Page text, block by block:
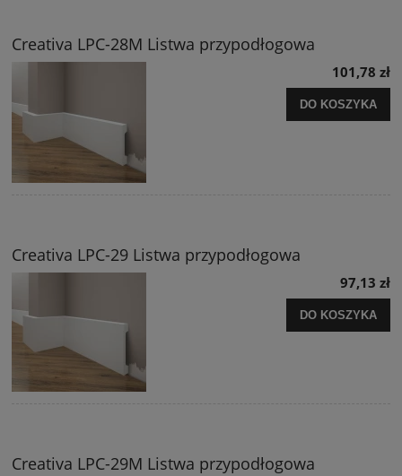
Creativa LPC-28M Listwa przypodłogowa
101,78 zł
DO KOSZYKA
Creativa LPC-29 Listwa przypodłogowa
97,13 zł
DO KOSZYKA
Creativa LPC-29M Listwa przypodłogowa